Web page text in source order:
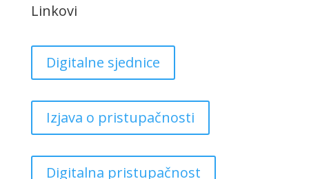
Linkovi
Digitalne sjednice
Izjava o pristupačnosti
Digitalna pristupačnost